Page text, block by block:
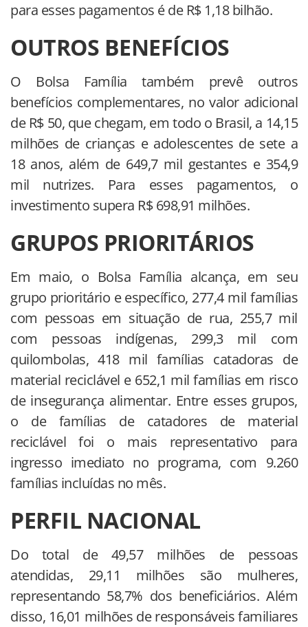
para esses pagamentos é de R$ 1,18 bilhão.
OUTROS BENEFÍCIOS
O Bolsa Família também prevê outros
benefícios complementares, no valor adicional
de R$ 50, que chegam, em todo o Brasil, a 14,15
milhões de crianças e adolescentes de sete a
18 anos, além de 649,7 mil gestantes e 354,9
mil nutrizes. Para esses pagamentos, o
investimento supera R$ 698,91 milhões.
GRUPOS PRIORITÁRIOS
Em maio, o Bolsa Família alcança, em seu
grupo prioritário e específico, 277,4 mil famílias
com pessoas em situação de rua, 255,7 mil
com pessoas indígenas, 299,3 mil com
quilombolas, 418 mil famílias catadoras de
material reciclável e 652,1 mil famílias em risco
de insegurança alimentar. Entre esses grupos,
o de famílias de catadores de material
reciclável foi o mais representativo para
ingresso imediato no programa, com 9.260
famílias incluídas no mês.
PERFIL NACIONAL
Do total de 49,57 milhões de pessoas
atendidas, 29,11 milhões são mulheres,
representando 58,7% dos beneficiários. Além
disso, 16,01 milhões de responsáveis familiares